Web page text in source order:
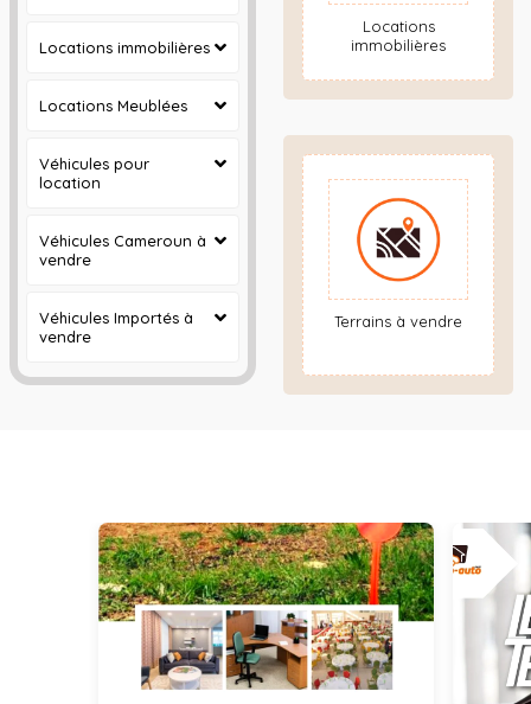
Locations immobilières
Locations Meublées
Véhicules pour
location
Véhicules Cameroun à
vendre
Véhicules Importés à
vendre
Locations
immobilières
Terrains à vendre